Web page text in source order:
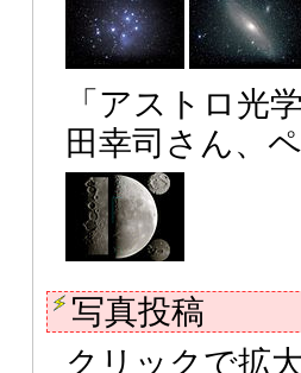
「アストロ光
田幸司さん、
写真投稿
クリックで拡